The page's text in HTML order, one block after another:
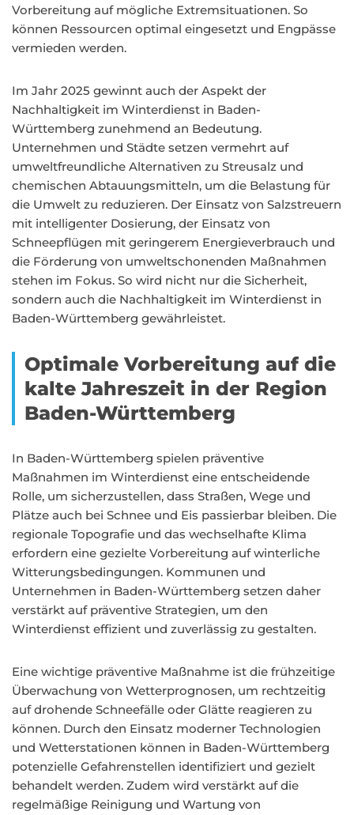
Vorbereitung auf mögliche Extremsituationen. So
können Ressourcen optimal eingesetzt und Engpässe
vermieden werden.
Im Jahr 2025 gewinnt auch der Aspekt der
Nachhaltigkeit im Winterdienst in Baden-
Württemberg zunehmend an Bedeutung.
Unternehmen und Städte setzen vermehrt auf
umweltfreundliche Alternativen zu Streusalz und
chemischen Abtauungsmitteln, um die Belastung für
die Umwelt zu reduzieren. Der Einsatz von Salzstreuern
mit intelligenter Dosierung, der Einsatz von
Schneepflügen mit geringerem Energieverbrauch und
die Förderung von umweltschonenden Maßnahmen
stehen im Fokus. So wird nicht nur die Sicherheit,
sondern auch die Nachhaltigkeit im Winterdienst in
Baden-Württemberg gewährleistet.
Optimale Vorbereitung auf die
kalte Jahreszeit in der Region
Baden-Württemberg
In Baden-Württemberg spielen präventive
Maßnahmen im Winterdienst eine entscheidende
Rolle, um sicherzustellen, dass Straßen, Wege und
Plätze auch bei Schnee und Eis passierbar bleiben. Die
regionale Topografie und das wechselhafte Klima
erfordern eine gezielte Vorbereitung auf winterliche
Witterungsbedingungen. Kommunen und
Unternehmen in Baden-Württemberg setzen daher
verstärkt auf präventive Strategien, um den
Winterdienst effizient und zuverlässig zu gestalten.
Eine wichtige präventive Maßnahme ist die frühzeitige
Überwachung von Wetterprognosen, um rechtzeitig
auf drohende Schneefälle oder Glätte reagieren zu
können. Durch den Einsatz moderner Technologien
und Wetterstationen können in Baden-Württemberg
potenzielle Gefahrenstellen identifiziert und gezielt
behandelt werden. Zudem wird verstärkt auf die
regelmäßige Reinigung und Wartung von